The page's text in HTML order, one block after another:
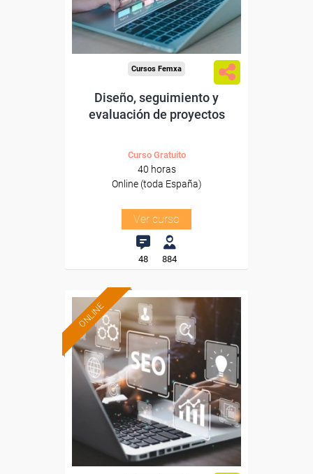
Sector
-Educación.
Cursos Femxa
Diseño, seguimiento y
evaluación de proyectos
Curso Gratuito
40 horas
Online (toda España)
Ver curso
48 884
ONLINE
Formación 100%
subvencionada.
Para desempleados,
trabajadores y autónomos.
Sector
-Comercio.